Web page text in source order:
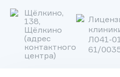
Поиск услуги
Очистить
Щёлкино,
138,
Щёлкино
(адрес
контактного
центра)
Л041-
61/